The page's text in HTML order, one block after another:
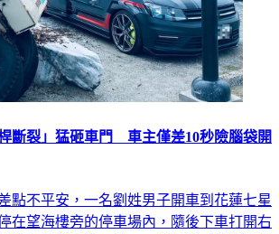
斷裂」猛砸車門 車主僅差10秒險腦袋開
點不平安，一名劉姓男子開車到花蓮七星
在望海樓旁的停車場內，隨後下車打開右